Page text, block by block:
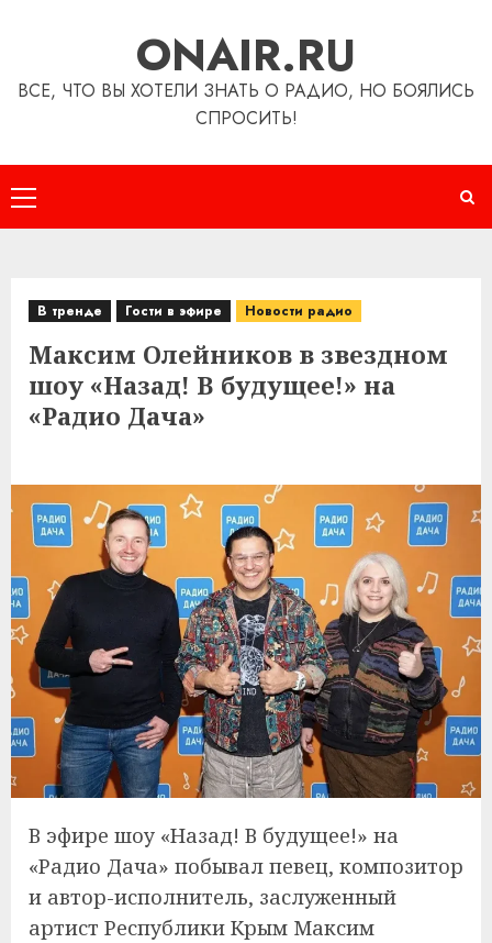
ONAIR.RU
ВСЕ, ЧТО ВЫ ХОТЕЛИ ЗНАТЬ О РАДИО, НО БОЯЛИСЬ
СПРОСИТЬ!
Основное
меню
В тренде Гости в эфире Новости радио
Максим Олейников в звездном
шоу «Назад! В будущее!» на
«Радио Дача»
В эфире шоу «Назад! В будущее!» на
«Радио Дача» побывал певец, композитор
и автор-исполнитель, заслуженный
артист Республики Крым Максим